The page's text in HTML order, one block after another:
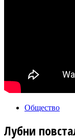
Общество
Лубни